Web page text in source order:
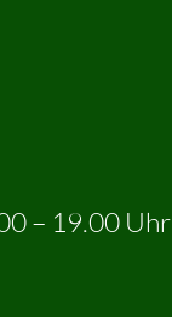
– 19.00 Uhr